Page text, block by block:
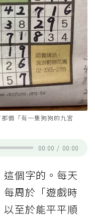
個「有一隻狗狗的九宮
00:00 / 00:00
個字的。每天
周於「遊戲時
至於能平平順